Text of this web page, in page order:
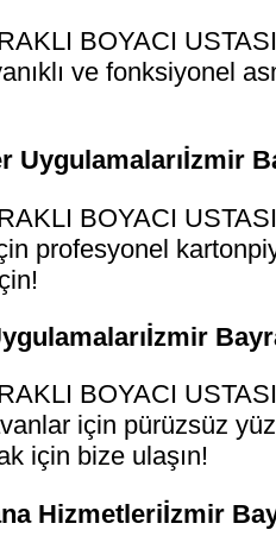
BOYACI
ve fonksiyonel
Uygulamalarıİzmir
BOYACI
profesyonel
BOYACI
için pürüzsüz
için bize ulaşın!
Hizmetleriİzmir